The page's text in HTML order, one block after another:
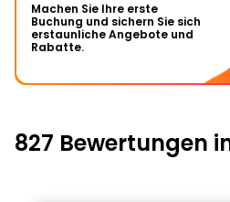
Machen Sie Ihre erste
Buchung und sichern Sie sich
erstaunliche Angebote und
Rabatte.
827 Bewertungen